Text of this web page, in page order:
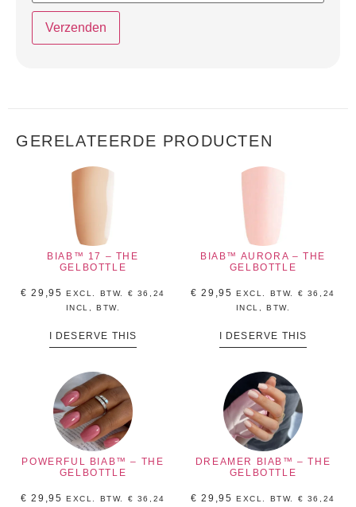
GERELATEERDE PRODUCTEN
BIAB™ 17 – THE
GELBOTTLE
€ 29,95 EXCL. BTW. € 36,24
INCL, BTW.
I DESERVE THIS
BIAB™ AURORA – THE
GELBOTTLE
€ 29,95 EXCL. BTW. € 36,24
INCL, BTW.
I DESERVE THIS
POWERFUL BIAB™ – THE
GELBOTTLE
€ 29,95 EXCL. BTW. € 36,24
DREAMER BIAB™ – THE
GELBOTTLE
€ 29,95 EXCL. BTW. € 36,24